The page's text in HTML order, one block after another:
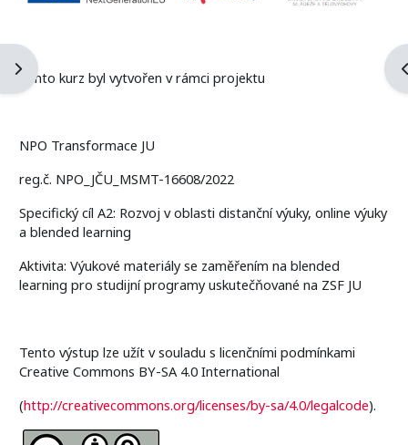
Apri il cassetto del blocco
Tento kurz byl vytvořen v rámci projektu
NPO Transformace JU
reg.č. NPO_JČU_MSMT-16608/2022
Specifický cíl A2: Rozvoj v oblasti distanční výuky, online výuky
a blended learning
Aktivita: Výukové materiály se zaměřením na blended
learning pro studijní programy uskutečňované na ZSF JU
Tento výstup lze užít v souladu s licenčními podmínkami
Creative Commons BY-SA 4.0 International
(http://creativecommons.org/licenses/by-sa/4.0/legalcode).